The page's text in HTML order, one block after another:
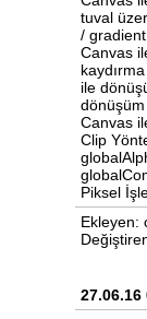
tuval
/
Canvas
ile
Canvas
Clip
Piksel
Ekleyen:
27.06.16